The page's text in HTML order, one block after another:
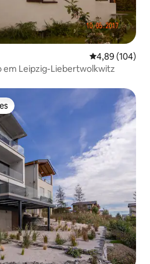
4,89 de uma
4,89 (104)
em Leipzig-Liebertwolkwitz
dos hóspedes